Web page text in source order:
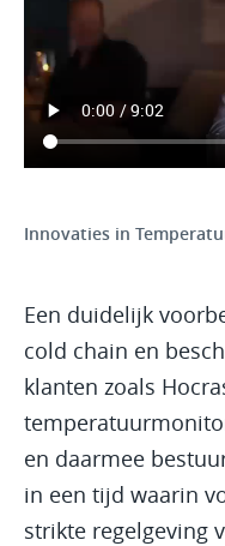
Innovaties in
Een duidelijk
cold chain en
klanten zoals
en daarmee
in een tijd waarin
strikte regelgeving